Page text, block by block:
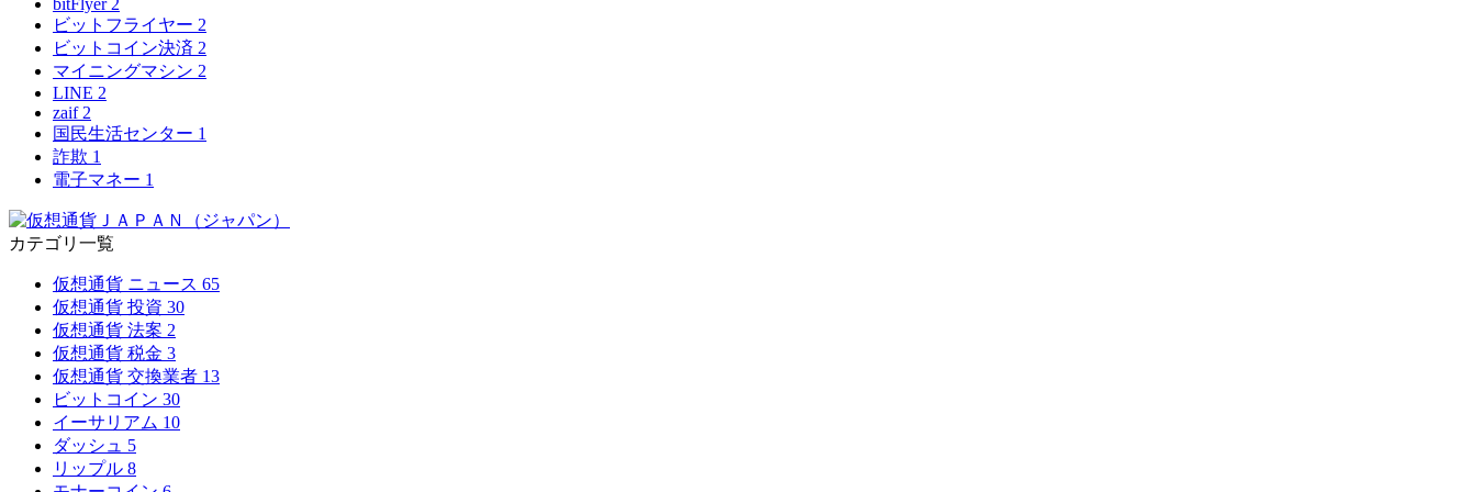
ビットフライヤー 2
ビットコイン決済 2
マイニングマシン 2
LINE 2
zaif 2
国民生活センター 1
詐欺 1
電子マネー 1
カテゴリ一覧
仮想通貨 ニュース 65
仮想通貨 投資 30
仮想通貨 法案 2
仮想通貨 税金 3
仮想通貨 交換業者 13
ビットコイン 30
イーサリアム 10
ダッシュ 5
リップル 8